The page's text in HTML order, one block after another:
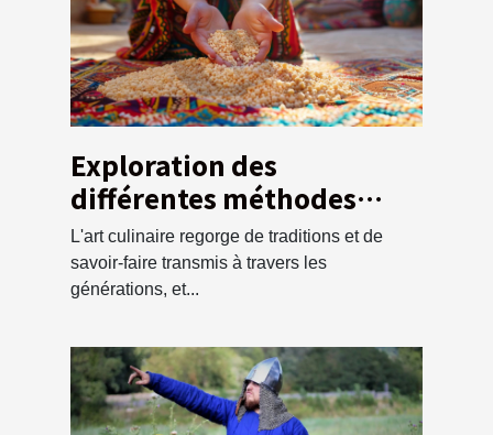
Exploration des
différentes méthodes
traditionnelles pour
préparer la semoule de
couscous
L'art culinaire regorge de traditions et de
savoir-faire transmis à travers les
générations, et...